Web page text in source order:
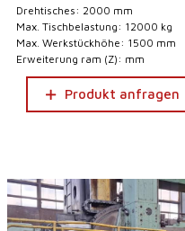
Drehtisches: 2000 mm
Max. Tischbelastung: 12000 kg
Max. Werkstückhöhe: 1500 mm
Erweiterung ram (Z): mm
Produkt anfragen